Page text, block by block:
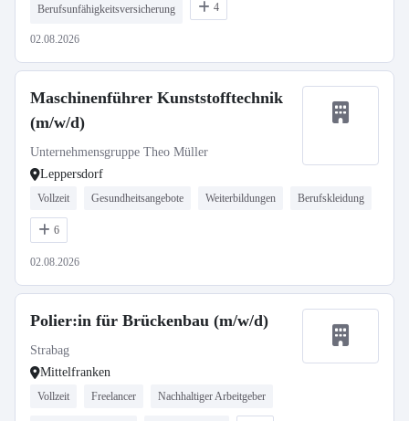
Berufsunfähigkeitsversicherung 4
02.08.2026
Maschinenführer Kunststofftechnik
(m/w/d)
Unternehmensgruppe Theo Müller
Leppersdorf
Vollzeit Gesundheitsangebote Weiterbildungen Berufskleidung
6
02.08.2026
Polier:in für Brückenbau (m/w/d)
Strabag
Mittelfranken
Vollzeit Freelancer Nachhaltiger Arbeitgeber